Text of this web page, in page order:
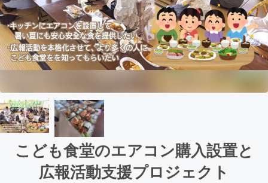
こども食堂のエアコン購入設置と
広報活動支援プロジェクト